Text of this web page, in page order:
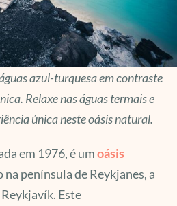
azul-turquesa em contraste
Relaxe nas águas termais e
única neste oásis natural.
em 1976, é umoásis
na península de Reykjanes, a
Este